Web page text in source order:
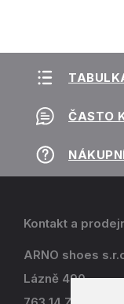
ČASTO
Kontakt a
ARNO shoes
Lázně 490